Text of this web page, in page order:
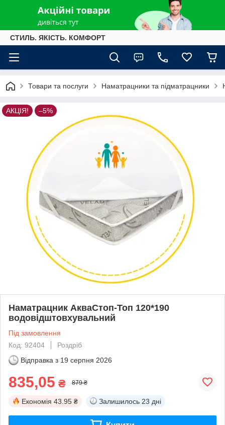
СТИЛЬ. ЯКІСТЬ. КОМФОРТ
Товари та послуги Наматрацники та підматрацники
АКЦІЯ! –5%
Наматрацник АкваСтоп-Топ 120*190
водовідштовхувальний
Під замовлення
Код: 92404
Роздріб
Відправка з 19 серпня 2026
835,05 ₴ 879 ₴
Економія 43.95 ₴ Залишилось 23 дні